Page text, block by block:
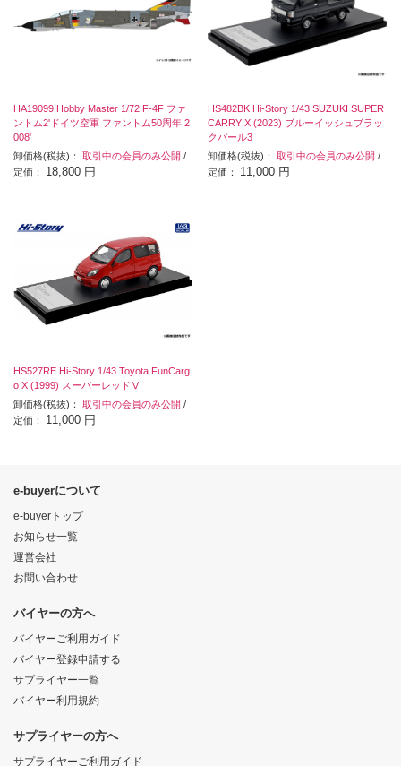
HA19099 Hobby Master 1/72 F-4F ファ
ントム2'ドイツ空軍 ファントム50周年 2
008'
卸価格(税抜)： 取引中の会員のみ公開 /
定価： 18,800 円
HS482BK Hi-Story 1/43 SUZUKI SUPER
CARRY X (2023) ブルーイッシュブラッ
クパール3
卸価格(税抜)：取引中の会員のみ公開 /
定価： 11,000 円
HS527RE Hi-Story 1/43 Toyota FunCarg
o X (1999) スーパーレッドⅤ
卸価格(税抜)： 取引中の会員のみ公開 /
定価： 11,000 円
e-buyerについて
e-buyerトップ
お知らせ一覧
運営会社
お問い合わせ
バイヤーの方へ
バイヤーご利用ガイド
バイヤー登録申請する
サプライヤー一覧
バイヤー利用規約
サプライヤーの方へ
サプライヤーご利用ガイド